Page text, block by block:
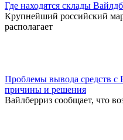
Где находятся склады
Крупнейший российский
располагает
Проблемы вывода средств с
причины и решения
Вайлберриз сообщает, что